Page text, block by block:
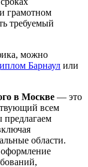
грамотном
требуемый
можно
Барнаул или
в Москве — это
всем
предлагаем
области.